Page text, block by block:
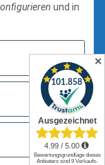
Versand
und in
✕